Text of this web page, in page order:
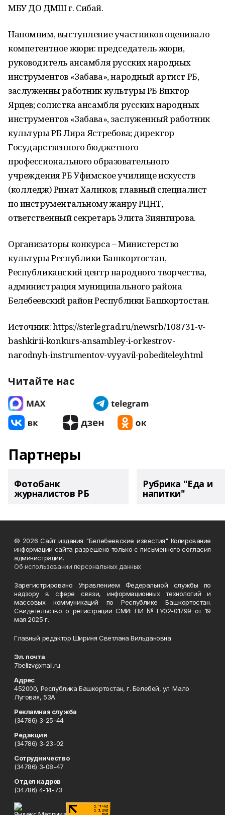
МБУ ДО ДМШ г. Сибай.
Напомним, выступление участников оценивало
компетентное жюри: председатель жюри,
руководитель ансамбля русских народных
инструментов «Забава», народный артист РБ,
заслуженны работник культуры РБ Виктор
Ярцев; солистка ансамбля русских народных
инструментов «Забава», заслуженный работник
культуры РБ Лира Ястребова; директор
Государственного бюджетного
профессионального образовательного
учреждения РБ Уфимское училище искусств
(колледж) Ринат Халиков; главный специалист
по инструментальному жанру РЦНТ,
ответственный секретарь Элита Зиянгирова.
Организаторы конкурса – Министерство
культуры Республики Башкортостан,
Республиканский центр народного творчества,
администрация муниципального района
Белебеевский район Республики Башкортостан.
Источник: https://sterlegrad.ru/newsrb/108731-v-
bashkirii-konkurs-ansambley-i-orkestrov-
narodnyh-instrumentov-vyyavil-pobediteley.html
Читайте нас
Партнеры
Фотобанк
журналистов РБ
Рубрика "Еда и
напитки"
© 2026 Сайт издания "Белебеевские известия" Копирование
информации сайта разрешено только с письменного согласия
администрации.
Об использовании персональных данных
Зарегистрировано Управлением Федеральной службы по
надзору в сфере связи, информационных технологий и
массовых коммуникаций по Республике Башкортостан.
Свидетельство о регистрации СМИ: ПИ №ТУ02-01799 от 19
мая 2025 г.
Главный редактор Шириня Светлана Вильдановна
Эл. почта
7belizv@mail.ru
Адрес
452000, Республика Башкортостан, г. Белебей, ул. Мало
Луговая, 53А
Рекламная служба
(34786) 3-25-44
Редакция
(34786) 3-23-02
Сотрудничество
(34786) 3-08-47
Отдел кадров
(34786) 4-14-73